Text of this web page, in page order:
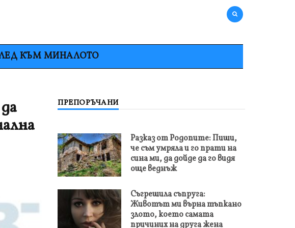
КЪМ МИНАЛОТО
ПРЕПОРЪЧАНИ
Разказ от Родопите: Пиши,
че съм умряла и го прати на
сина ми, да дойде да го видя
още веднъж
Съгрешила съпруга:
Животът ми върна тъпкано
злото, което самата
причиних на друга жена